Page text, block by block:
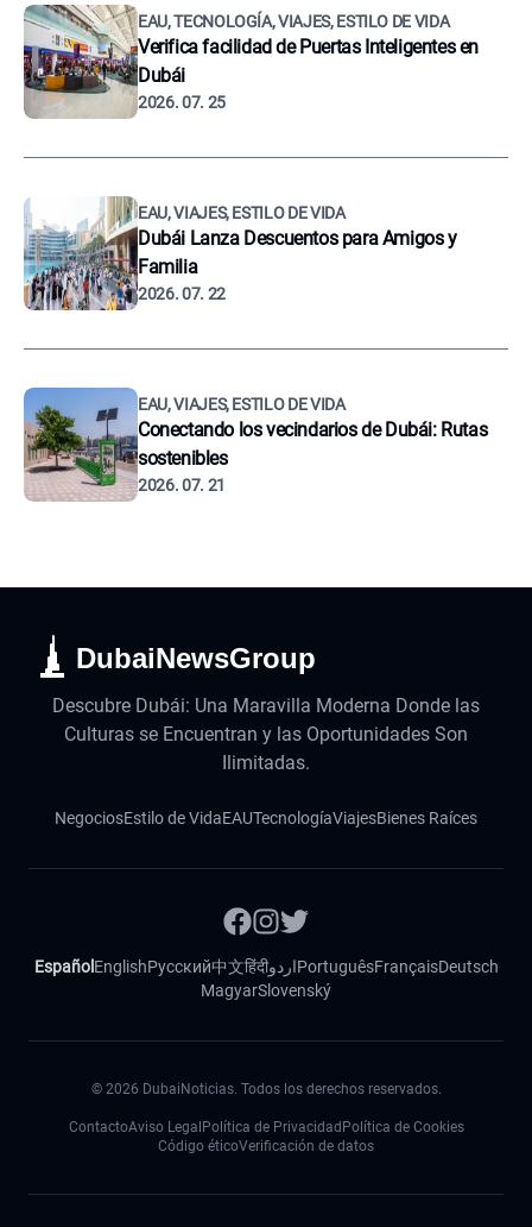
EAU, TECNOLOGÍA, VIAJES, ESTILO DE VIDA
Verifica facilidad de Puertas Inteligentes en
Dubái
2026. 07. 25
EAU, VIAJES, ESTILO DE VIDA
Dubái Lanza Descuentos para Amigos y
Familia
2026. 07. 22
EAU, VIAJES, ESTILO DE VIDA
Conectando los vecindarios de Dubái: Rutas
sostenibles
2026. 07. 21
DubaiNewsGroup
Descubre Dubái: Una Maravilla Moderna Donde las
Culturas se Encuentran y las Oportunidades Son
Ilimitadas.
NegociosEstilo de VidaEAUTecnologíaViajesBienes Raíces
Español EnglishРусский中文हिंदीاردوPortuguêsFrançaisDeutsch
MagyarSlovenský
© 2026 DubaiNoticias. Todos los derechos reservados.
ContactoAviso Legal Política de Privacidad Política de Cookies
Código éticoVerificación de datos